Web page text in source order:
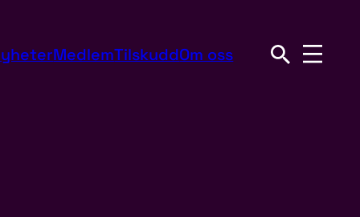
MedlemTilskuddOm oss